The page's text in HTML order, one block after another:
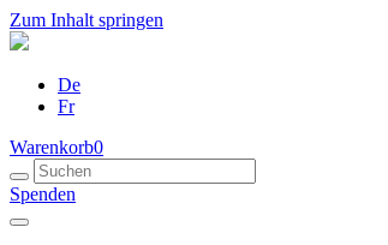
Zum Inhalt springen
De
Fr
Warenkorb0
Spenden